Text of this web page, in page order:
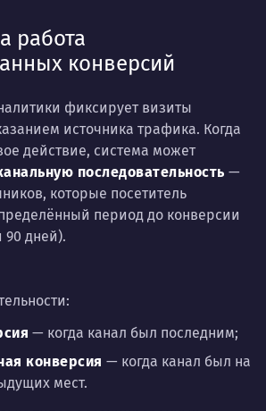
работа
конверсий
фиксирует визиты
источника трафика. Когда
действие, система может
последовательность —
которые посетитель
период до конверсии
90 дней).
— когда канал был последним;
конверсия — когда канал был на
мест.